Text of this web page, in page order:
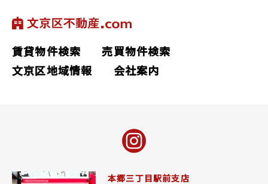
賃貸物件検索
売買物件検索
文京区地域情報
会社案内
本郷三丁目駅前支店